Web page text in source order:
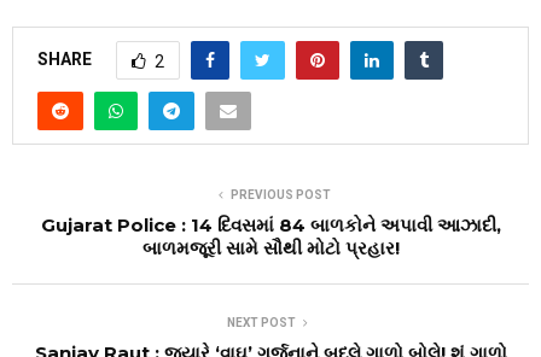
SHARE 2
PREVIOUS POST
Gujarat Police : 14 દિવસમાં 84 બાળકોને અપાવી આઝાદી,
બાળમજૂરી સામે સૌથી મોટો પ્રહાર!
NEXT POST